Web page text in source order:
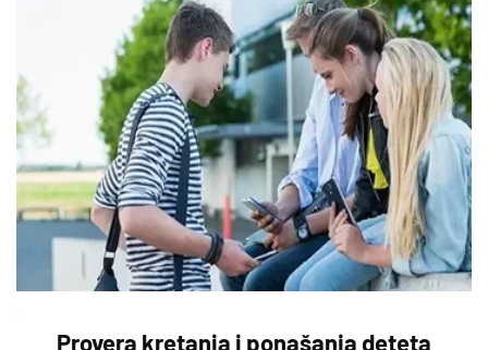
Otkrivanje narkomanije dece i mladih